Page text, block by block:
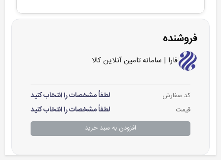
فروشنده
فارا | سامانه تامین آنلاین کالا
کد سفارش لطفاً مشخصات را انتخاب کنید
قیمت لطفاً مشخصات را انتخاب کنید
افزودن به سبد خرید